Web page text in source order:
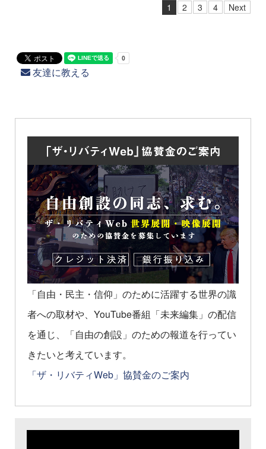
1 2 3 4 Next
友達に教える
「自由・民主・信仰」のために活躍する世界の識
者への取材や、YouTube番組「未来編集」の配信
を通じ、「自由の創設」のための報道を行ってい
きたいと考えています。
「ザ・リバティWeb」協賛金のご案内